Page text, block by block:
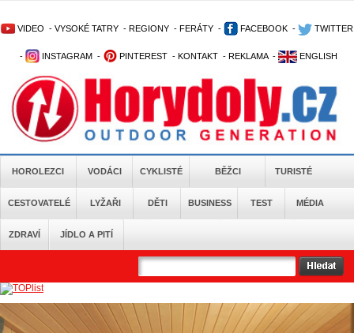
VIDEO - VYSOKÉ TATRY - REGIONY - FERÁTY - FACEBOOK - TWITTER
- INSTAGRAM - PINTEREST - KONTAKT - REKLAMA - ENGLISH
HOROLEZCI VODÁCI CYKLISTÉ BĚŽCI TURISTÉ
CESTOVATELÉ LYŽAŘI DĚTI BUSINESS TEST MÉDIA
ZDRAVÍ JÍDLO A PITÍ